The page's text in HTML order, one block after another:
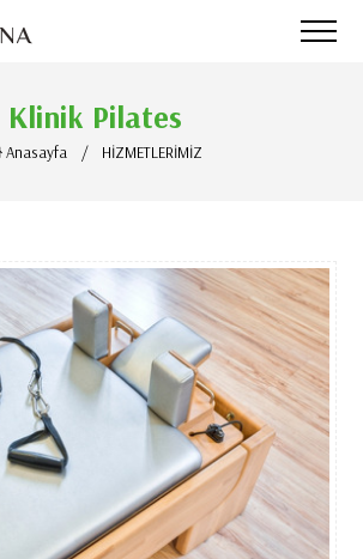
Klinik Pilates
Anasayfa / HİZMETLERİMİZ